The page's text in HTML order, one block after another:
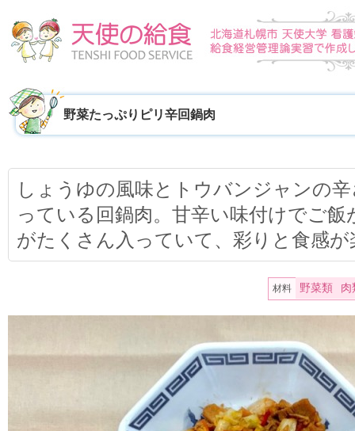
野菜たっぷりピリ辛回鍋肉
しょうゆの風味とトウバンジャンの
っている回鍋肉。甘辛い味付けでご
がたくさん入っていて、彩りと食感
材料 野菜類 肉